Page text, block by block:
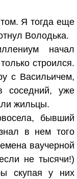
Я тогда еще
Володька.
начал
строился.
с Васильичем,
соседний, уже
жильцы.
бывший
в нем того
ваучерной
не тысячи!)
скупая у них